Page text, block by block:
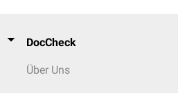
DocCheck
Über Uns